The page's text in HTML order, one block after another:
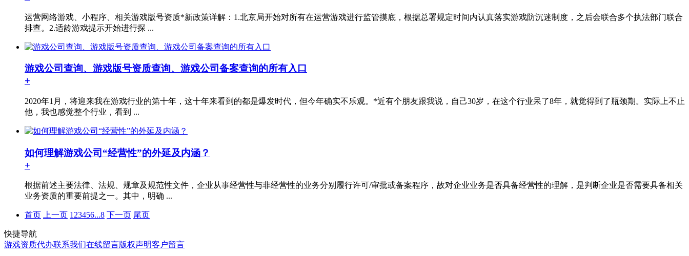
运营网络游戏、小程序、相关游戏版号资质*新政策详解：1.北京局开始对所有在运营游戏进行监管摸底，根据总署规定时间内认真落实游戏防沉迷制度，之后会联合多个执法部门联合
排查。2.适龄游戏提示开始进行探 ...
游戏公司查询、游戏版号资质查询、游戏公司备案查询的所有入口
+
2020年1月，将迎来我在游戏行业的第十年，这十年来看到的都是爆发时代，但今年确实不乐观。*近有个朋友跟我说，自己30岁，在这个行业呆了8年，就觉得到了瓶颈期。实际上不止
他，我也感觉整个行业，看到 ...
如何理解游戏公司“经营性”的外延及内涵？
+
根据前述主要法律、法规、规章及规范性文件，企业从事经营性与非经营性的业务分别履行许可/审批或备案程序，故对企业业务是否具备经营性的理解，是判断企业是否需要具备相关
业务资质的重要前提之一。其中，明确 ...
首页 上一页 123456...8 下一页 尾页
快捷导航
游戏资质代办联系我们在线留言版权声明客户留言